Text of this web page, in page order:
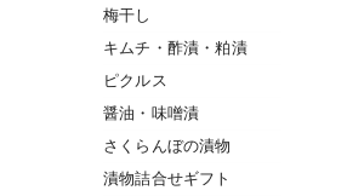
梅干し
キムチ・酢漬・粕漬
ピクルス
醤油・味噌漬
さくらんぼの漬物
漬物詰合せギフト